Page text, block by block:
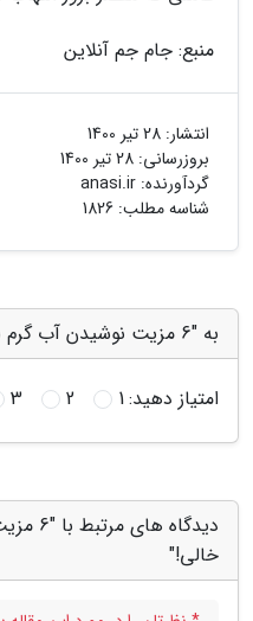
منبع: جام جم آنلاین
انتشار: 28 تیر 1400
بروزرسانی: 28 تیر 1400
گردآورنده: anasi.ir
شناسه مطلب: 1826
به "6 مزیت نوشیدن آب گرم با معده خالی!" امتیاز دهید
امتیاز دهید:1
2
3
خالی!"